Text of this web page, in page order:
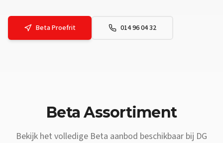
BetaProefrit 014 96 04 32
Beta Assortiment
Bekijk het volledige Beta aanbod beschikbaar bij DG